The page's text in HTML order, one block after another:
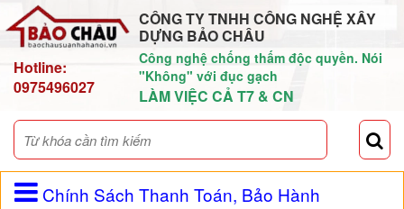
Hotline:
0975496027
CÔNG TY TNHH CÔNG NGHỆ XÂY
DỰNG BẢO CHÂU
Công nghệ chống thấm độc quyền. Nói
"Không" với đục gạch
LÀM VIỆC CẢ T7 & CN
Chính Sách Thanh Toán, Bảo Hành